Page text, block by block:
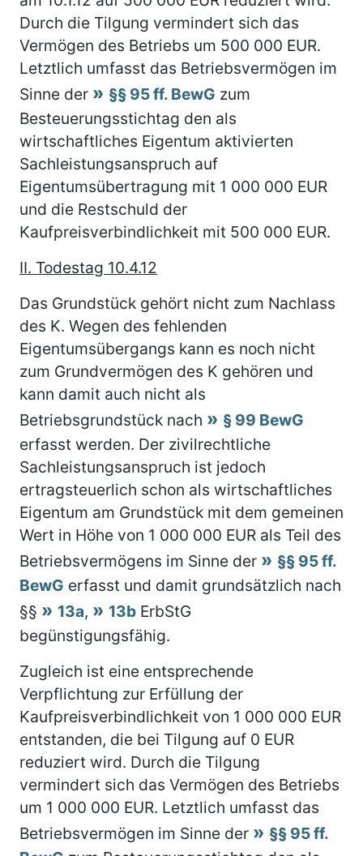
Durch die Tilgung vermindert sich das
Vermögen des Betriebs um 500 000 EUR.
Letztlich umfasst das Betriebsvermögen im
Sinne der
§§ 95 ff. BewG zum
Besteuerungsstichtag den als
wirtschaftliches Eigentum aktivierten
Sachleistungsanspruch auf
Eigentumsübertragung mit 1 000 000 EUR
und die Restschuld der
Kaufpreisverbindlichkeit mit 500 000 EUR.
II. Todestag 10.4.12
Das Grundstück gehört nicht zum Nachlass
des K. Wegen des fehlenden
Eigentumsübergangs kann es noch nicht
zum Grundvermögen des K gehören und
kann damit auch nicht als
Betriebsgrundstück nach
§ 99 BewG
erfasst werden. Der zivilrechtliche
Sachleistungsanspruch ist jedoch
ertragsteuerlich schon als wirtschaftliches
Eigentum am Grundstück mit dem gemeinen
Wert in Höhe von 1 000 000 EUR als Teil des
Betriebsvermögens im Sinne der
§§ 95 ff.
BewG erfasst und damit grundsätzlich nach
§§
13a, 13b ErbStG
begünstigungsfähig.
Zugleich ist eine entsprechende
Verpflichtung zur Erfüllung der
Kaufpreisverbindlichkeit von 1 000 000 EUR
entstanden, die bei Tilgung auf 0 EUR
reduziert wird. Durch die Tilgung
vermindert sich das Vermögen des Betriebs
um 1 000 000 EUR. Letztlich umfasst das
Betriebsvermögen im Sinne der
§§ 95 ff.